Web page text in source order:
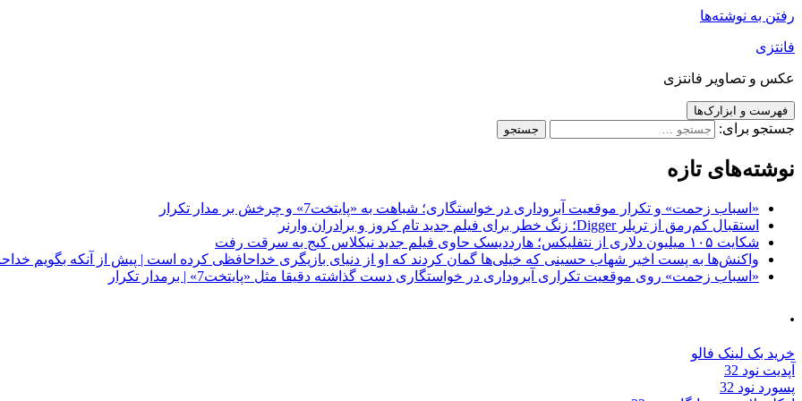
رفتن به نوشته‌ها
فانتزی
عکس و تصاویر فانتزی
فهرست و ابزارک‌ها
جستجو برای:
نوشته‌های تازه
«اسباب زحمت» و تکرار موقعیت آبروداری در خواستگاری؛ شباهت به «پایتخت7» و چرخش بر مدار تکرار
استقبال کم‌رمق از تریلر Digger؛ زنگ خطر برای فیلم جدید تام کروز و برادران وارنر
شکایت ۱۰۵ میلیون دلاری از نتفلیکس؛ هارددیسک حاوی فیلم جدید نیکلاس کیج به سرقت رفت
واکنش‌ها به پست اخیر شهاب حسینی که خیلی‌ها گمان کردند که او از دنیای بازیگری خداحافظی کرده است | پیش از آنکه بگویم
«اسباب زحمت» روی موقعیت تکراری آبروداری در خواستگاری دست گذاشته دقیقا مثل «پایتخت7» | برمدار تکرار
.
خرید بک لینک فالو
آپدیت نود 32
پسورد نود 32